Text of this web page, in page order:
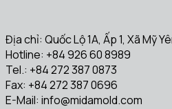
Địa chỉ: Quốc Lộ 1A, Ấp 1, Xã Mỹ
Hotline: +84 926 60 8989
Tel.: +84 272 387 0873
Fax: +84 272 387 0696
E-Mail: info@midamold.com